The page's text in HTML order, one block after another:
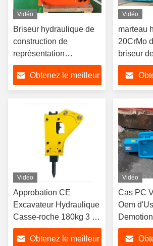
Vidéo
Briseur hydraulique de
construction de
représentation
d'attachement de roche
de démolition pour Mini
Excavator
Obtenez le meilleur
Vidéo
marteau
20CrMo
briseur
Vidéo
Approbation CE
Excavateur Hydraulique
Casse-roche 180kg 3 -
5,5 tonnes
Obtenez le meilleur
Vidéo
Cas PC
Oem
JCB